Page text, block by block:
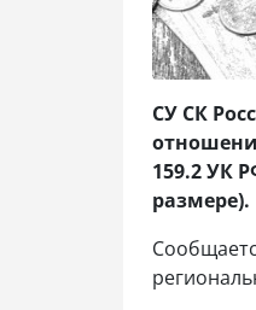
СУ СК
159.2 УК
размере).